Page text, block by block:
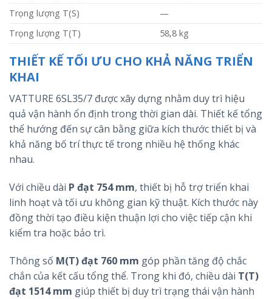
Trọng lượng T(S)
—
Trọng lượng T(T)
58,8 kg
THIẾT KẾ TỐI ƯU CHO KHẢ NĂNG TRIỂN
KHAI
VATTURE 6SL35/7 được xây dựng nhằm duy trì hiệu
quả vận hành ổn định trong thời gian dài. Thiết kế tổng
thể hướng đến sự cân bằng giữa kích thước thiết bị và
khả năng bố trí thực tế trong nhiều hệ thống khác
nhau.
Với chiều dài P đạt 754 mm, thiết bị hỗ trợ triển khai
linh hoạt và tối ưu không gian kỹ thuật. Kích thước này
đồng thời tạo điều kiện thuận lợi cho việc tiếp cận khi
kiểm tra hoặc bảo trì.
Thông số M(T) đạt 760 mm góp phần tăng độ chắc
chắn của kết cấu tổng thể. Trong khi đó, chiều dài T(T)
đạt 1514 mm giúp thiết bị duy trì trạng thái vận hành